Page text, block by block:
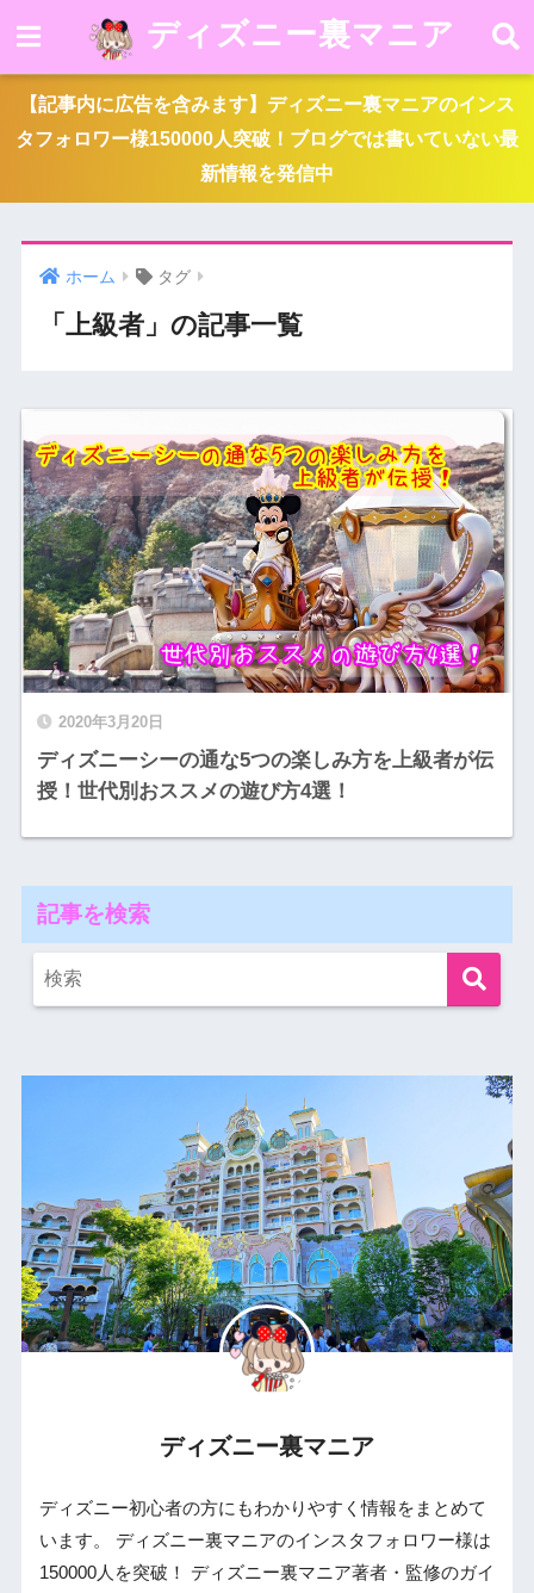
ディズニー裏マニア
【記事内に広告を含みます】ディズニー裏マニアのインス
タフォロワー様150000人突破！ブログでは書いていない最
新情報を発信中
ホーム タグ
「上級者」の記事一覧
2020年3月20日
ディズニーシーの通な5つの楽しみ方を上級者が伝
授！世代別おススメの遊び方4選！
記事を検索
ディズニー裏マニア
ディズニー初心者の方にもわかりやすく情報をまとめて
います。 ディズニー裏マニアのインスタフォロワー様は
150000人を突破！ ディズニー裏マニア著者・監修のガイ